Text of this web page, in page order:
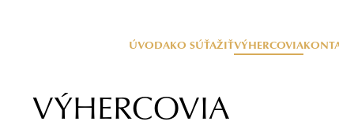
ÚVODAKO SÚŤAŽIŤVÝHERCOVIA
VÝHERCOVIA